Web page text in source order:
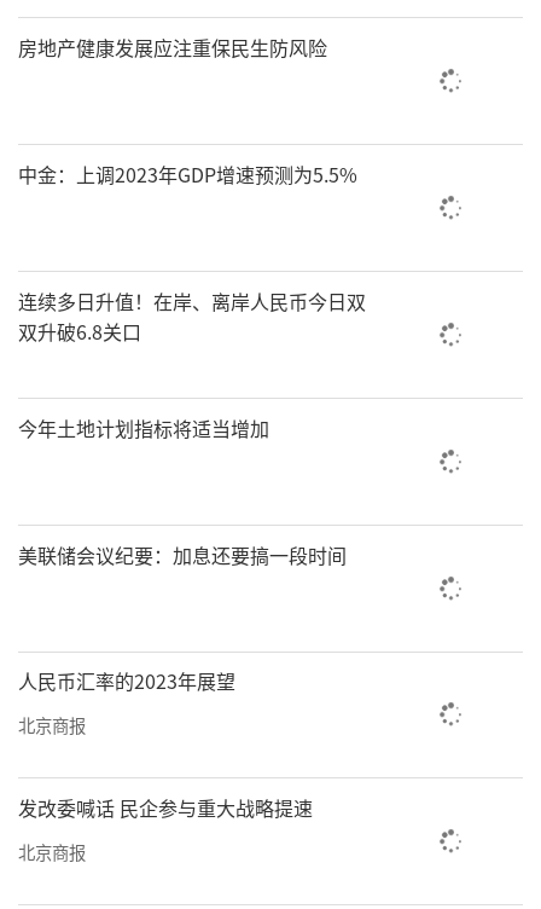
房地产健康发展应注重保民生防风险
中金：上调2023年GDP增速预测为5.5%
连续多日升值！在岸、离岸人民币今日双
双升破6.8关口
今年土地计划指标将适当增加
美联储会议纪要：加息还要搞一段时间
人民币汇率的2023年展望
北京商报
发改委喊话 民企参与重大战略提速
北京商报